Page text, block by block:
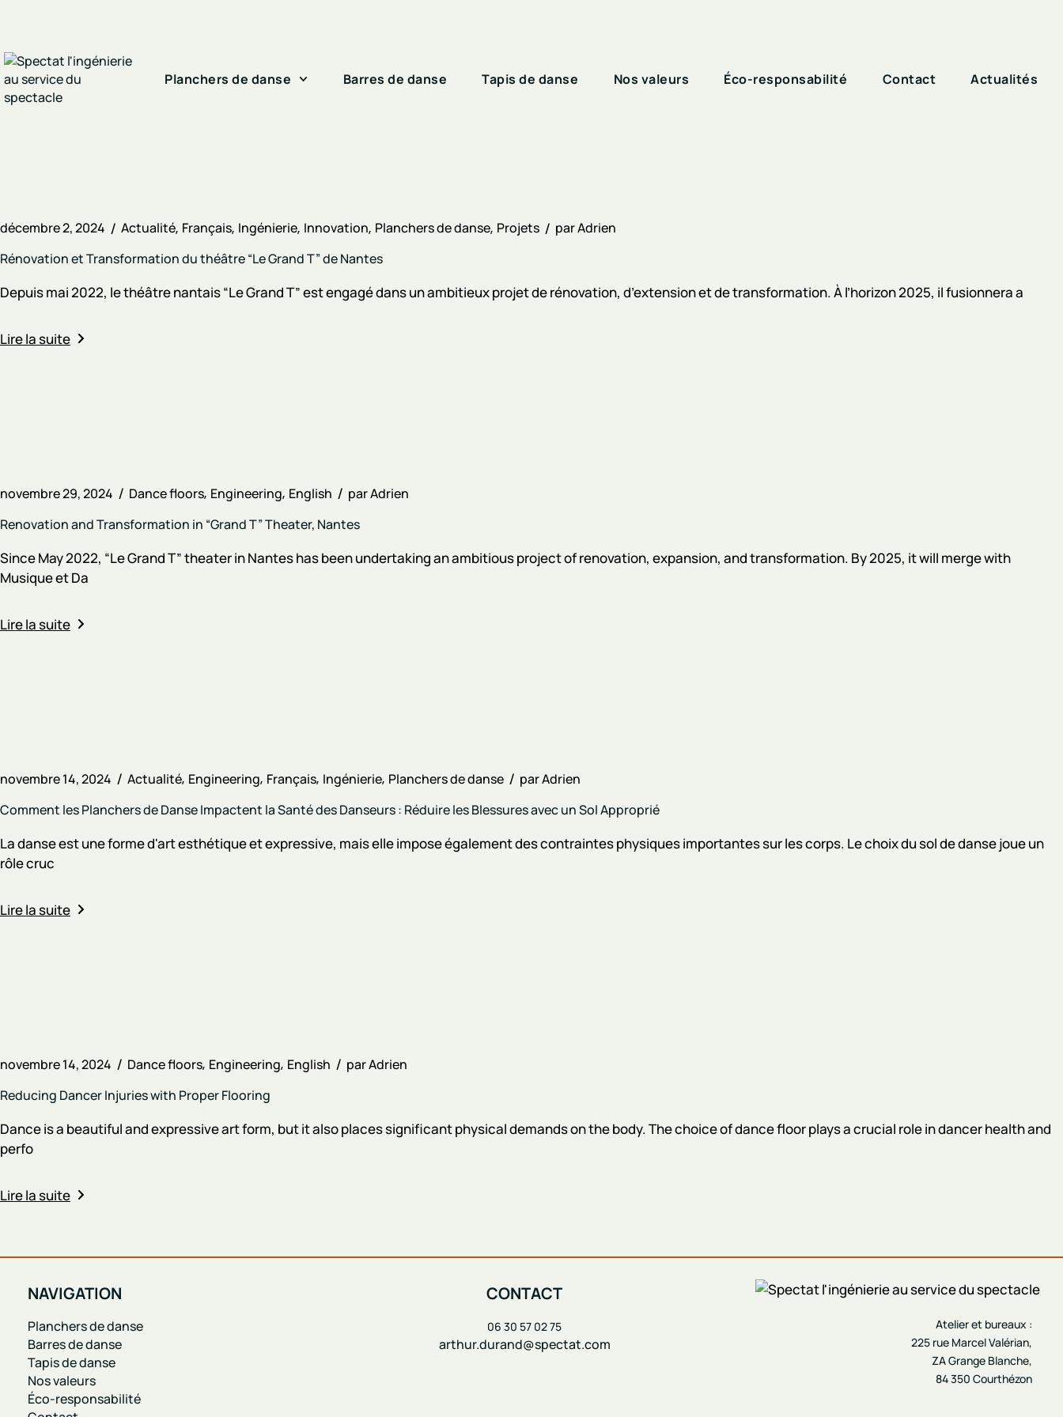
Planchers de danse Barres de danse Tapis de danse Nos valeurs Éco-responsabilité Contact Actualités
décembre 2, 2024 Actualité Français Ingénierie Innovation Planchers de danse Projets parAdrien
Rénovation et Transformation du théâtre “Le Grand T” de Nantes
Depuis mai 2022, le théâtre nantais “Le Grand T” est engagé dans un ambitieux projet de rénovation, d’extension et de transformation. À l’horizon 2025, il fusionnera a
Lire la suite
novembre 29, 2024 Dance floors Engineering English parAdrien
Renovation and Transformation in “Grand T” Theater, Nantes
Since May 2022, “Le Grand T” theater in Nantes has been undertaking an ambitious project of renovation, expansion, and transformation. By 2025, it will merge with
Musique et Da
Lire la suite
novembre 14, 2024 Actualité Engineering Français Ingénierie Planchers de danse parAdrien
Comment les Planchers de Danse Impactent la Santé des Danseurs : Réduire les Blessures avec un Sol Approprié
La danse est une forme d'art esthétique et expressive, mais elle impose également des contraintes physiques importantes sur les corps. Le choix du sol de danse joue un
rôle cruc
Lire la suite
novembre 14, 2024 Dance floors Engineering English parAdrien
Reducing Dancer Injuries with Proper Flooring
Dance is a beautiful and expressive art form, but it also places significant physical demands on the body. The choice of dance floor plays a crucial role in dancer health and
perfo
Lire la suite
NAVIGATION
Planchers de danse
Barres de danse
Tapis de danse
Nos valeurs
Éco-responsabilité
CONTACT
06 30 57 02 75
arthur.durand@spectat.com
Atelier et bureaux :
225 rue Marcel Valérian,
ZA Grange Blanche,
84 350 Courthézon